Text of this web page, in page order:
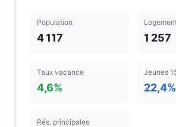
Population
4 117 1 257
Taux vacance
4,6%
Jeunes
22,4%
Rés. principales